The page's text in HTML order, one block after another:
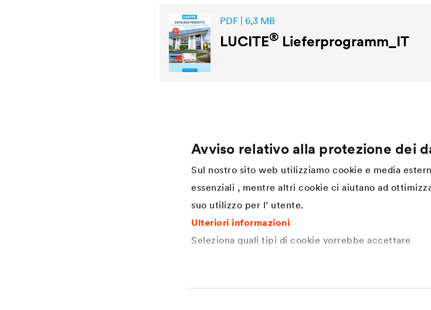
Avviso relativo alla protezione dei
Sul nostro sito web utilizziamo cookie e media
essenziali , mentre altri cookie ci aiutano ad
suo utilizzo per l’ utente.
Ulteriori informazioni
Seleziona quali tipi di cookie vorrebbe accettare
PDF | 6,3 MB
LUCITE® Lieferprogramm_IT
Referenze
Coaters Industrial Coatings
Innovazione
DÖRKEN. Cultura aziendale,
Storia dal 1892 ad oggi |
DÖRKEN